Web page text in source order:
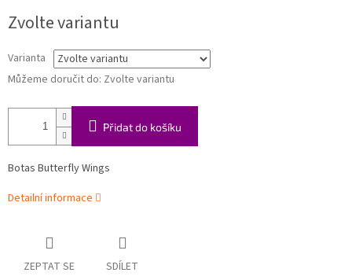
cena:
Zvolte variantu
Varianta
Můžeme doručit do: Zvolte variantu
Přidat do košíku
Botas Butterfly Wings
Detailní informace
ZEPTAT SE SDÍLET